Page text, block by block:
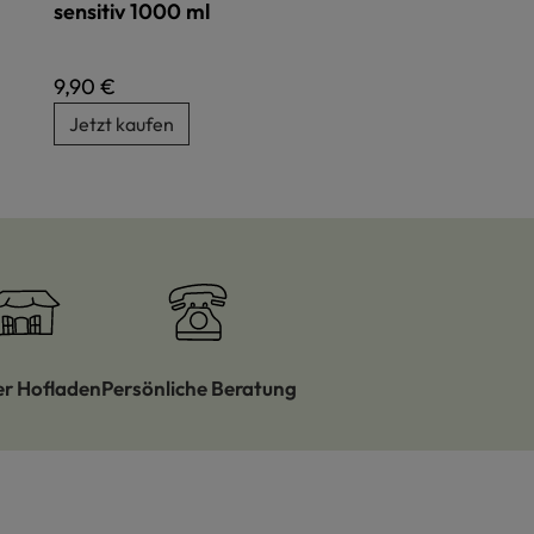
sensitiv 1000 ml
Regulärer Preis:
9,90 €
Jetzt kaufen
HofladenPersönliche Beratung